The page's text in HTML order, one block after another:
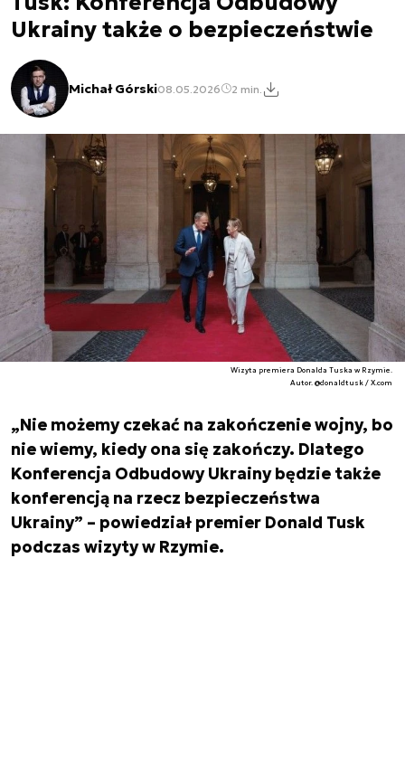
Ukrainy także o bezpieczeństwie
Michał Górski08.05.2026 2 min.
Wizyta premiera Donalda Tuska w Rzymie.
Autor. @donaldtusk / X.com
„Nie możemy czekać na zakończenie wojny, bo
nie wiemy, kiedy ona się zakończy. Dlatego
Konferencja Odbudowy Ukrainy będzie także
konferencją na rzecz bezpieczeństwa
Ukrainy” – powiedział premier Donald Tusk
podczas wizyty w Rzymie.